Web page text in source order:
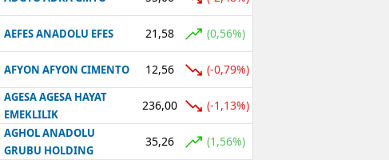
AEFES ANADOLU EFES 21,58 (0,56%)
AFYON AFYON CIMENTO 12,56 (-0,79%)
AGESA AGESA HAYAT
EMEKLILIK
236,00 (-1,13%)
AGHOL ANADOLU
GRUBU HOLDING
35,26 (1,56%)